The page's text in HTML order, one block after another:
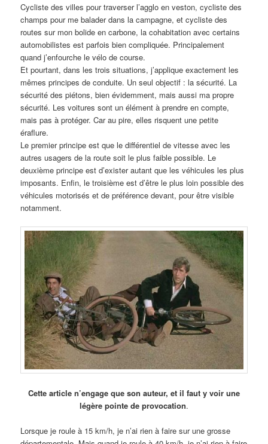
Cycliste des villes pour traverser l’agglo en veston, cycliste des
champs pour me balader dans la campagne, et cycliste des
routes sur mon bolide en carbone, la cohabitation avec certains
automobilistes est parfois bien compliquée. Principalement
quand j’enfourche le vélo de course.
Et pourtant, dans les trois situations, j’applique exactement les
mêmes principes de conduite. Un seul objectif : la sécurité. La
sécurité des piétons, bien évidemment, mais aussi ma propre
sécurité. Les voitures sont un élément à prendre en compte,
mais pas à protéger. Car au pire, elles risquent une petite
éraflure.
Le premier principe est que le différentiel de vitesse avec les
autres usagers de la route soit le plus faible possible. Le
deuxième principe est d’exister autant que les véhicules les plus
imposants. Enfin, le troisième est d’être le plus loin possible des
véhicules motorisés et de préférence devant, pour être visible
notamment.
Cette article n’engage que son auteur, et il faut y voir une
légère pointe de provocation.
Lorsque je roule à 15 km/h, je n’ai rien à faire sur une grosse